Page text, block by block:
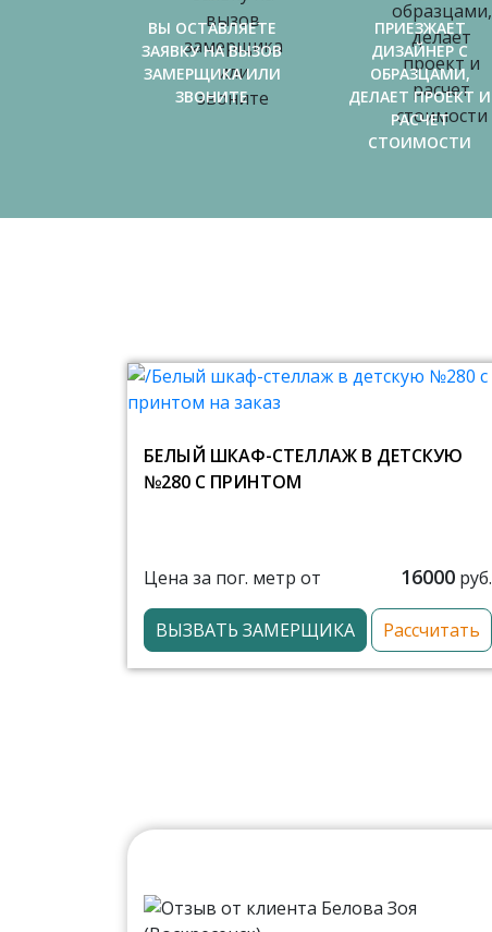
ВЫ ОСТАВЛЯЕТЕ
ЗАЯВКУ НА ВЫЗОВ
ЗАМЕРЩИКА ИЛИ
ЗВОНИТЕ
ПРИЕЗЖАЕТ
ДИЗАЙНЕР С
ОБРАЗЦАМИ,
ДЕЛАЕТ ПРОЕКТ И
РАСЧЕТ
СТОИМОСТИ
БЕЛЫЙ ШКАФ-СТЕЛЛАЖ В ДЕТСКУЮ
№280 С ПРИНТОМ
Цена за пог. метр от 16000 руб.
ВЫЗВАТЬ ЗАМЕРЩИКА Рассчитать